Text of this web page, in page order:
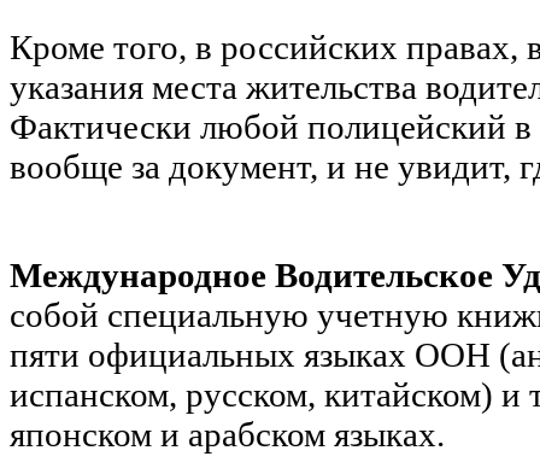
Кроме того, в российских правах,
указания места жительства
Фактически любой полицейский в
вообще за документ, и не увидит,
Международное Водительское
собой специальную учетную
пяти официальных языках ООН
испанском, русском, китайском)
японском и арабском языках.